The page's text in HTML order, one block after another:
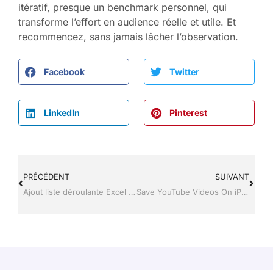
itératif, presque un benchmark personnel, qui
transforme l’effort en audience réelle et utile. Et
recommencez, sans jamais lâcher l’observation.
Facebook Twitter
LinkedIn Pinterest
PRÉCÉDENT
Ajout liste déroulante Excel : la méthode pour fiabiliser la saisie
SUIVANT
Save YouTube Videos On iPhone : la méthode iOS sûre et rapide